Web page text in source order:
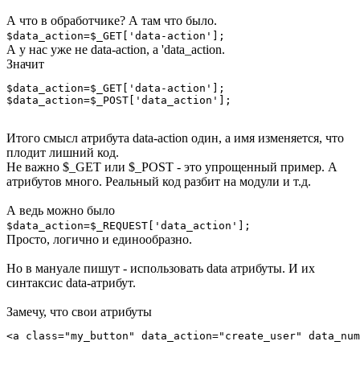
А что в обработчике? А там что было.
$data_action=$_GET['data-action'];
А у нас уже не data-action, а 'data_action.
Значит
$data_action=$_GET['data-action'];
$data_action=$_POST['data_action'];
Итого смысл атрибута data-action один, а имя изменяется, что
плодит лишний код.
Не важно $_GET или $_POST - это упрощенный пример. А
атрибутов много. Реальный код разбит на модули и т.д.
А ведь можно было
$data_action=$_REQUEST['data_action'];
Просто, логично и единообразно.
Но в мануале пишут - использовать data атрибуты. И их
синтаксис data-атрибут.
Замечу, что свои атрибуты
<a class="my_button" data_action="create_user"